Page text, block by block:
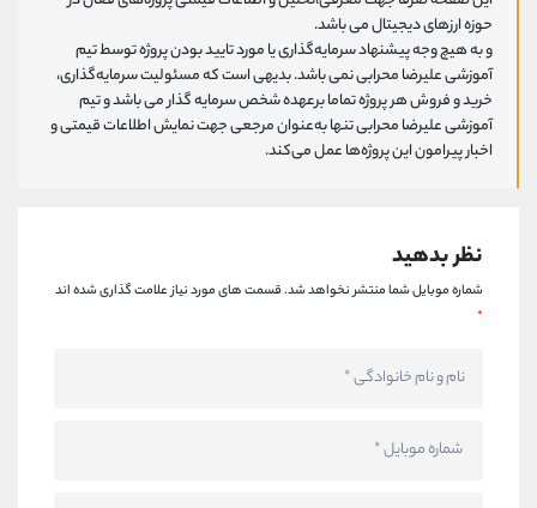
حوزه ارزهای دیجیتال می باشد.
و به هیچ وجه پیشنهاد سرمایه‌گذاری یا مورد تایید بودن پروژه توسط تیم
آموزشی علیرضا محرابی نمی باشد. بدیهی است که مسئولیت سرمایه‌گذاری،
خرید و فروش هر پروژه تماما برعهده شخص سرمایه گذار می باشد و تیم
آموزشی علیرضا محرابی تنها به‌عنوان مرجعی جهت نمایش اطلاعات قیمتی و
اخبار پیرامون این پروژه‌‌ها عمل می‌کند.
نظر بدهید
شماره موبایل شما منتشر نخواهد شد.قسمت های مورد نیاز علامت گذاری شده اند
*